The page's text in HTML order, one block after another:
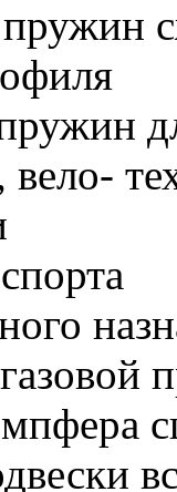
вело-